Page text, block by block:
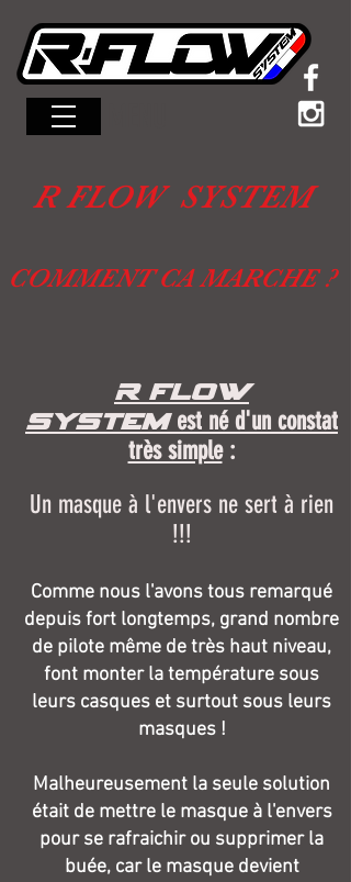
R FLOW SYSTEM
COMMENT CA MARCHE ?
R FLOW
SYSTEM est né d'un constat
très simple:
Un masque à l'envers ne sert à rien
!!!
Comme nous l'avons tous remarqué
depuis fort longtemps, grand nombre
de pilote même de très haut niveau,
font monter la température sous
leurs casques et surtout sous leurs
masques !
Malheureusement la seule solution
était de mettre le masque à l'envers
pour se rafraichir ou supprimer la
buée, car le masque devient